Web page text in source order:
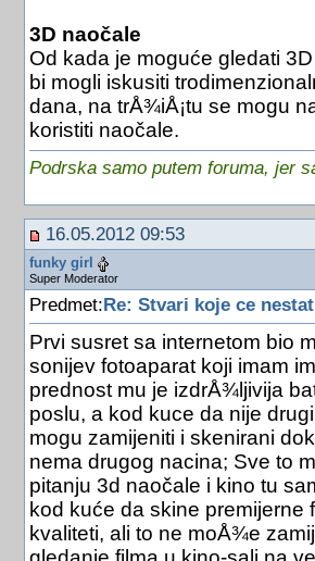
3D naočale
Od kada je moguće gledati
bi mogli iskusiti
dana, na trÅ¾iÅ¡tu se mogu
koristiti naočale.
Podrska samo putem foruma, jer
16.05.2012 09:53
funky girl
Super Moderator
Predmet:Re: Stvari koje ce
Prvi susret sa internetom bio
sonijev fotoaparat koji imam
prednost mu je izdrÅ¾ljivija
poslu, a kod kuce da nije
mogu zamijeniti i skenirani
nema drugog nacina; Sve to
pitanju 3d naočale i kino tu
kod kuće da skine premijerne
kvaliteti, ali to ne moÅ¾e